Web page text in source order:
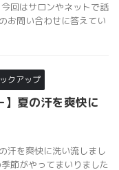
回はサロンやネットで話
お問い合わせに答えてい
クアップ
】夏の汗を爽快に
汗を爽快に洗い流しまし
節がやってまいりました